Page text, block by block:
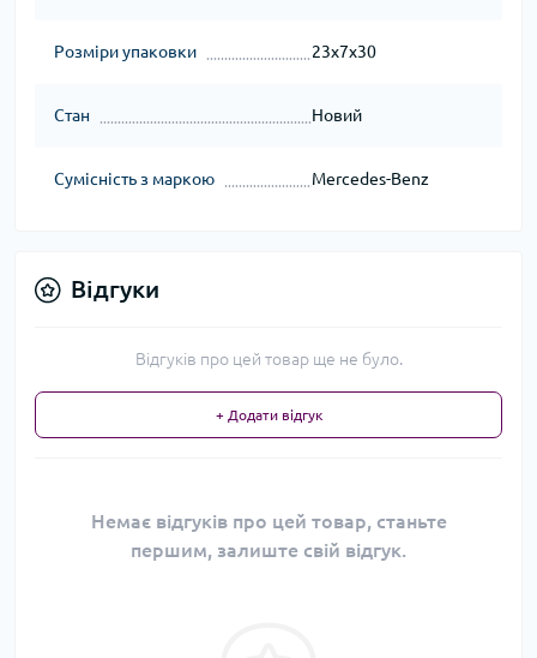
Розміри упаковки 23x7x30
Стан Новий
Сумісність з маркою Mercedes-Benz
Відгуки
Відгуків про цей товар ще не було.
+ Додати відгук
Немає відгуків про цей товар, станьте
першим, залиште свій відгук.